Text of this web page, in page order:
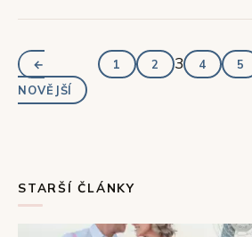
←
NOVĚJŠÍ
1 2 3 4 5
STARŠÍ ČLÁNKY